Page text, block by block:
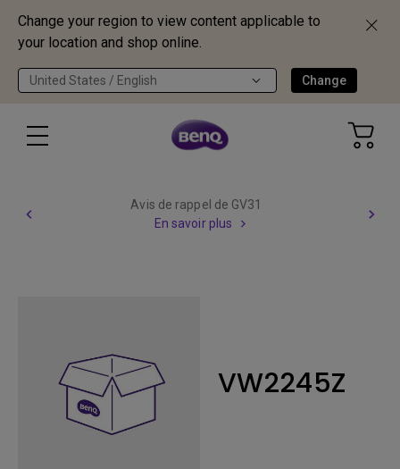
Change your region to view content applicable to
your location and shop online.
United States / English Change
Avis de rappel de GV31
En savoir plus
VW2245Z